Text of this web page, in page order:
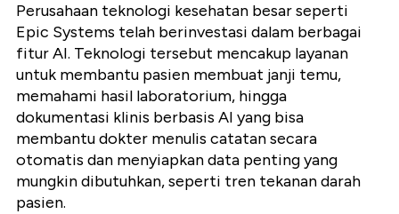
Perusahaan teknologi kesehatan besar seperti
Epic Systems telah berinvestasi dalam berbagai
fitur AI. Teknologi tersebut mencakup layanan
untuk membantu pasien membuat janji temu,
memahami hasil laboratorium, hingga
dokumentasi klinis berbasis AI yang bisa
membantu dokter menulis catatan secara
otomatis dan menyiapkan data penting yang
mungkin dibutuhkan, seperti tren tekanan darah
pasien.